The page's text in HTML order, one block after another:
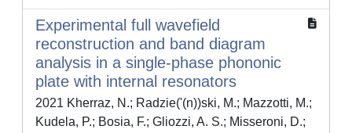
Experimental full wavefield
reconstruction and band diagram
analysis in a single-phase phononic
plate with internal resonators
2021 Kherraz, N.; Radzie('(n))ski, M.; Mazzotti, M.;
Kudela, P.; Bosia, F.; Gliozzi, A. S.; Misseroni, D.;